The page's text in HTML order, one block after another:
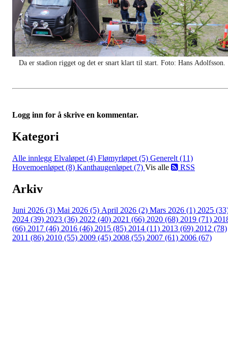
Da er stadion rigget og det er snart klart til start. Foto: Hans Adolfsson.
Logg inn for å skrive en kommentar.
Kategori
Alle innlegg Elvaløpet (4) Flømyrløpet (5) Generelt (11)
Hovemoenløpet (8) Kanthaugenløpet (7) Vis alle RSS
Arkiv
Juni 2026 (3) Mai 2026 (5) April 2026 (2) Mars 2026 (1) 2025
2024 (39) 2023 (36) 2022 (40) 2021 (66) 2020 (68) 2019 (71)
(66) 2017 (46) 2016 (46) 2015 (85) 2014 (11) 2013 (69) 2012 (78)
2011 (86) 2010 (55) 2009 (45) 2008 (55) 2007 (61) 2006 (67)